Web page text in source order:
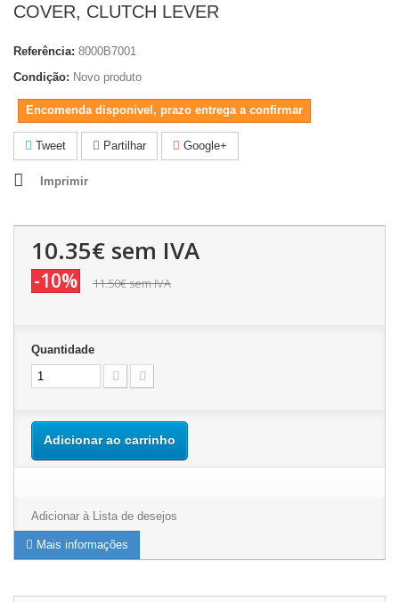
COVER, CLUTCH LEVER
Referência: 8000B7001
Condição: Novo produto
Encomenda disponivel, prazo entrega a confirmar
Tweet Partilhar Google+
Imprimir
10.35€ sem IVA
-10% 11.50€sem IVA
Quantidade
Adicionar ao carrinho
Adicionar à Lista de desejos
Mais informações